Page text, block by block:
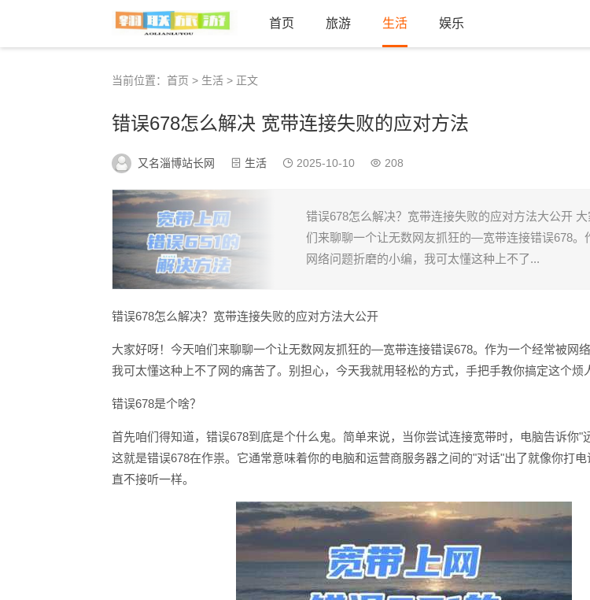
首页 旅游 生活 娱乐
当前位置： 首页 > 生活 > 正文
错误678怎么解决 宽带连接失败的应对方法
又名淄博站长网 生活 2025-10-10 208
错误678怎么解决？宽带连接失败的应对方法大公开
们来聊聊一个让无数网友抓狂的—宽带连接错误678。
网络问题折磨的小编，我可太懂这种上不了...
错误678怎么解决？宽带连接失败的应对方法大公开
大家好呀！今天咱们来聊聊一个让无数网友抓狂的—宽带连接错误678。作为一个经常被网络
我可太懂这种上不了网的痛苦了。别担心，今天我就用轻松的方式，手把手教你搞定这个烦
错误678是个啥？
首先咱们得知道，错误678到底是个什么鬼。简单来说，当你尝试连接宽带时，电脑告诉你"
这就是错误678在作祟。它通常意味着你的电脑和运营商服务器之间的"对话"出了就像你打
直不接听一样。